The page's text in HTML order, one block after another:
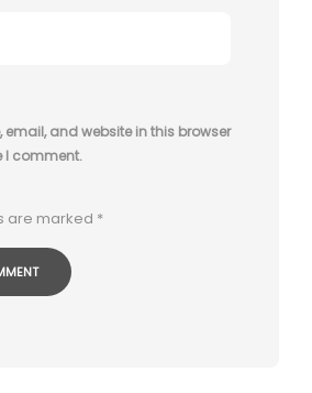
email, and website in this browser
I comment.
are marked *